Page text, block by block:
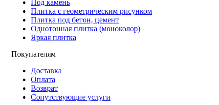
Под камень
Плитка с геометрическим рисунком
Плитка под бетон, цемент
Однотонная плитка (моноколор)
Яркая плитка
Покупателям
Доставка
Оплата
Возврат
Сопутствующие услуги